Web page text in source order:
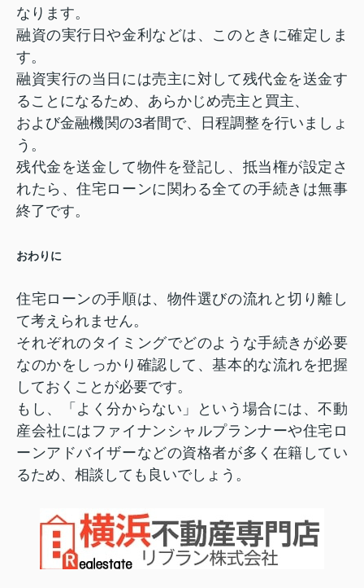
なります。
融資の実行日や金利などは、このときに確定しま
す。
融資実行の当日には売主に対して残代金を送金す
ることになるため、あらかじめ売主と買主、
および金融機関の3者間で、日程調整を行いましょ
う。
残代金を送金して物件を登記し、抵当権が設定さ
れたら、住宅ローンに関わる全ての手続きは無事
終了です。
おわりに
住宅ローンの手順は、物件選びの流れと切り離し
て考えられません。
それぞれのタイミングでどのような手続きが必要
なのかをしっかり確認して、基本的な流れを把握
しておくことが必要です。
もし、「よく分からない」という場合には、不動
産会社にはファイナンシャルプランナーや住宅ロ
ーンアドバイザーなどの資格者が多く在籍してい
るため、相談しても良いでしょう。